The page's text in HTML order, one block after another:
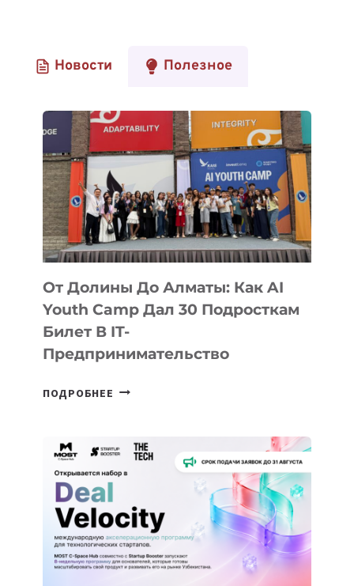
Новости Полезное
От Долины До Алматы: Как AI
Youth Camp Дал 30 Подросткам
Билет В IT-
Предпринимательство
ПОДРОБНЕЕ ОТ
АЛМАТЫ:
AI
YOUTH
CAMP
ДАЛ
30